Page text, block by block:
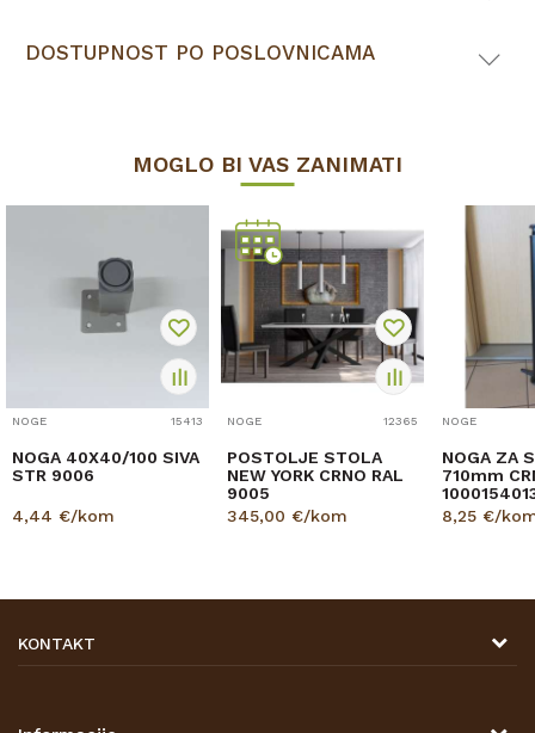
DOSTUPNOST PO POSLOVNICAMA
MOGLO BI VAS ZANIMATI
NOGE 15413
NOGA 40X40/100 SIVA
STR 9006
4,44 €/kom
NOGE 12365
POSTOLJE STOLA
NEW YORK CRNO RAL
9005
345,00 €/kom
NOGE
NOGA ZA
710mm
8,25 €/
KONTAKT